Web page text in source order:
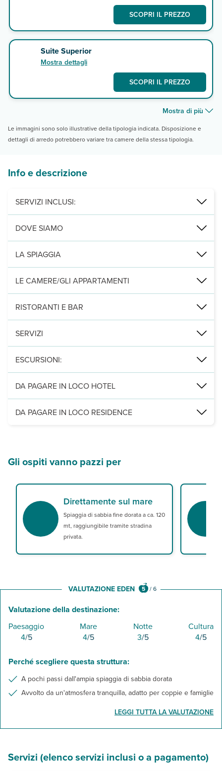
SCOPRI IL PREZZO
Suite Superior
Mostra dettagli
SCOPRI IL PREZZO
Mostra di più
Le immagini sono solo illustrative della tipologia indicata. Disposizione e
dettagli di arredo potrebbero variare tra camere della stessa tipologia.
Info e descrizione
SERVIZI INCLUSI:
Per la formula residence le tariffe includono consumi energetici,
DOVE SIAMO
a circa 2 km da Valledoria, 75 km da Alghero, 105 km da Golfo
LA SPIAGGIA
spiaggia di sabbia fine dorata a circa 120 m con accesso
LE CAMERE/GLI APPARTAMENTI
137 villette a schiera adibite alla formula hotel e residence.
Leggi Tutto
RISTORANTI E BAR
solo per i clienti in formula hotel, possibilità di trattamento di
SERVIZI
ricevimento (aperto ad orari prestabiliti), connessione wi-fi in
ESCURSIONI:
E' possibile aggiungere direttamente nella pratica del
Tour in catamarano da Castelsardo
DA PAGARE IN LOCO HOTEL
Servizi facoltativi (su richiesta e salvo disponibilità):
aria
DA PAGARE IN LOCO RESIDENCE
Gli ospiti vanno pazzi per
Direttamente sul mare
Spiaggia di sabbia fine dorata a ca. 120
mt, raggiungibile tramite stradina
privata.
VALUTAZIONE EDEN 5 /6
Valutazione della destinazione:
Paesaggio
4/5
Mare
4/5
Notte
3/5
Cultura
4/5
Perché scegliere questa struttura:
A pochi passi dall'ampia spiaggia di sabbia dorata
Avvolto da un'atmosfera tranquilla, adatto per coppie e famiglie
LEGGI TUTTA LA VALUTAZIONE
Servizi (elenco servizi inclusi o a pagamento)